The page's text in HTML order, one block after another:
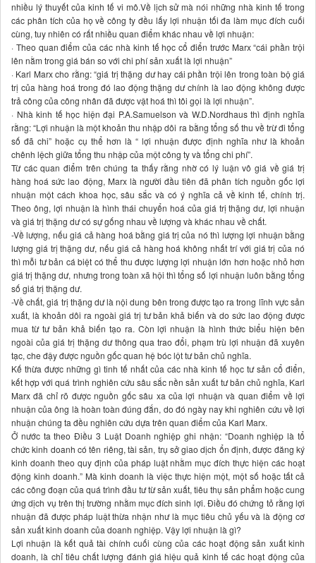
nhiều lý thuyết của kinh tế vi mô.Về lịch sử mà nói những nhà kinh tế trong
các phân tích của họ về công ty đều lấy lợi nhuận tối đa làm mục đích cuối
cùng, tuy nhiên có rất nhiều quan điểm khác nhau về lợi nhuận:
· Theo quan điểm của các nhà kinh tế học cổ điển trước Marx “cái phần trội
lên nằm trong giá bán so với chi phí sản xuất là lợi nhuận”
· Karl Marx cho rằng: “giá trị thặng dư hay cái phần trội lên trong toàn bộ giá
trị của hàng hoá trong đó lao động thặng dư chính là lao động không được
trả công của công nhân đã được vật hoá thì tôi gọi là lợi nhuận”.
· Nhà kinh tế học hiện đại P.A.Samuelson và W.D.Nordhaus thì định nghĩa
rằng: “Lợi nhuận là một khoản thu nhập dôi ra bằng tổng số thu về trừ đi tổng
số đã chi” hoặc cụ thể hơn là “ lợi nhuận được định nghĩa như là khoản
chênh lệch giữa tổng thu nhập của một công ty và tổng chi phí”.
Từ các quan điểm trên chúng ta thấy rằng nhờ có lý luận vô giá về giá trị
hàng hoá sức lao động, Marx là người đầu tiên đã phân tích nguồn gốc lợi
nhuận một cách khoa học, sâu sắc và có ý nghĩa cả về kinh tế, chính trị.
Theo ông, lợi nhuận là hình thái chuyển hoá của giá trị thặng dư, lợi nhuận
và giá trị thặng dư có sự gống nhau về lượng và khác nhau về chất.
-Về lượng, nếu giá cả hàng hoá bằng giá trị của nó thì lượng lợi nhuận bằng
lượng giá trị thặng dư, nếu giá cả hàng hoá không nhất trí với giá trị của nó
thì mỗi tư bản cá biệt có thể thu được lượng lợi nhuận lớn hơn hoặc nhỏ hơn
giá trị thặng dư, nhưng trong toàn xã hội thì tổng số lợi nhuận luôn bằng tổng
số giá trị thặng dư.
-Về chất, giá trị thặng dư là nội dung bên trong được tạo ra trong lĩnh vực sản
xuất, là khoản dôi ra ngoài giá trị tư bản khả biến và do sức lao động được
mua từ tư bản khả biến tạo ra. Còn lợi nhuận là hình thức biểu hiện bên
ngoài của giá trị thặng dư thông qua trao đổi, phạm trù lợi nhuận đã xuyên
tạc, che đậy được nguồn gốc quan hệ bóc lột tư bản chủ nghĩa.
Kế thừa được những gì tinh tế nhất của các nhà kinh tế học tư sản cổ điển,
kết hợp với quá trình nghiên cứu sâu sắc nền sản xuất tư bản chủ nghĩa, Karl
Marx đã chỉ rõ được nguồn gốc sâu xa của lợi nhuận và quan điểm về lợi
nhuận của ông là hoàn toàn đúng đắn, do đó ngày nay khi nghiên cứu về lợi
nhuận chúng ta đều nghiên cứu dựa trên quan điểm của Karl Marx.
Ở nước ta theo Điều 3 Luật Doanh nghiệp ghi nhận: “Doanh nghiệp là tổ
chức kinh doanh có tên riêng, tài sản, trụ sở giao dịch ổn định, được đăng ký
kinh doanh theo quy định của pháp luật nhằm mục đích thực hiện các hoạt
động kinh doanh.” Mà kinh doanh là việc thực hiện một, một số hoặc tất cả
các công đoạn của quá trình đầu tư từ sản xuất, tiêu thụ sản phẩm hoặc cung
ứng dịch vụ trên thị trường nhằm mục đích sinh lợi. Điều đó chứng tỏ rằng lợi
nhuận đã được pháp luật thừa nhận như là mục tiêu chủ yếu và là động cơ
sản xuất kinh doanh của doanh nghiệp. Vậy lợi nhuận là gì?
Lợi nhuận là kết quả tài chính cuối cùng của các hoạt động sản xuất kinh
doanh, là chỉ tiêu chất lượng đánh giá hiệu quả kinh tế các hoạt động của